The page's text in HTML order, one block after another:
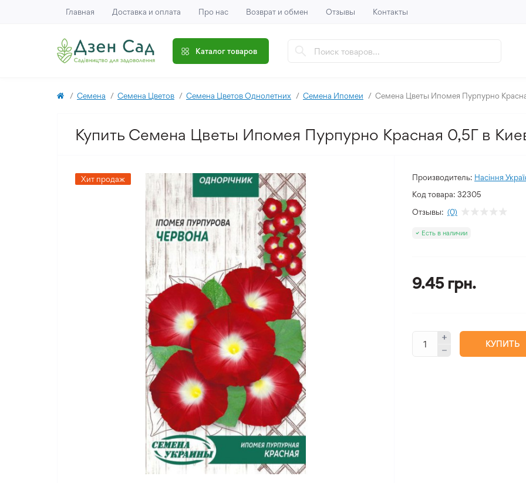
Главная Доставка и оплата Про нас Возврат и обмен Отзывы Контакты
Каталог товаров
Семена Семена Цветов Семена Цветов Однолетних Семена Ипомеи Семена Цветы Ипомея Пурпурно
Купить Семена Цветы Ипомея Пурпурно Красная 0,5Г в
Хит продаж Производитель: Насіння
Код товара: 32305
Отзывы: (0)
Есть в наличии
9.45 грн.
КУПИТЬ